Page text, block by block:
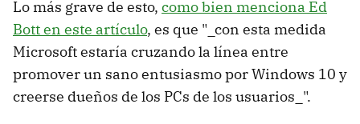
Lo más grave de esto, como bien menciona Ed
Bott en este artículo, es que "_con esta medida
Microsoft estaría cruzando la línea entre
promover un sano entusiasmo por Windows 10 y
creerse dueños de los PCs de los usuarios_".